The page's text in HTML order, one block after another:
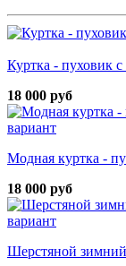
Куртка - пуховик
18 000 руб
вариант
Модная куртка -
18 000 руб
вариант
Шерстяной